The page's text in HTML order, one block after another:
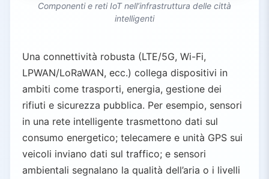
Componenti e reti IoT nell’infrastruttura delle città
intelligenti
Una connettività robusta (LTE/5G, Wi-Fi,
LPWAN/LoRaWAN, ecc.) collega dispositivi in
ambiti come trasporti, energia, gestione dei
rifiuti e sicurezza pubblica. Per esempio, sensori
in una rete intelligente trasmettono dati sul
consumo energetico; telecamere e unità GPS sui
veicoli inviano dati sul traffico; e sensori
ambientali segnalano la qualità dell’aria o i livelli